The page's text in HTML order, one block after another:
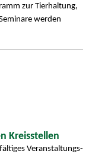
zur Tierhaltung,
werden
Kreisstellen
Veranstaltungs-